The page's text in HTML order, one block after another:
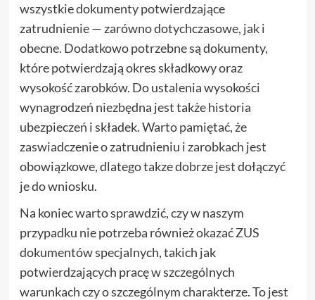
wszystkie dokumenty potwierdzające
zatrudnienie — zarówno dotychczasowe, jak i
obecne. Dodatkowo potrzebne są dokumenty,
które potwierdzają okres składkowy oraz
wysokość zarobków. Do ustalenia wysokości
wynagrodzeń niezbędna jest także historia
ubezpieczeń i składek. Warto pamiętać, że
zaswiadczenie o zatrudnieniu i zarobkach jest
obowiązkowe, dlatego takze dobrze jest dołączyć
je do wniosku.
Na koniec warto sprawdzić, czy w naszym
przypadku nie potrzeba również okazać ZUS
dokumentów specjalnych, takich jak
potwierdzających pracę w szczególnych
warunkach czy o szczególnym charakterze. To jest